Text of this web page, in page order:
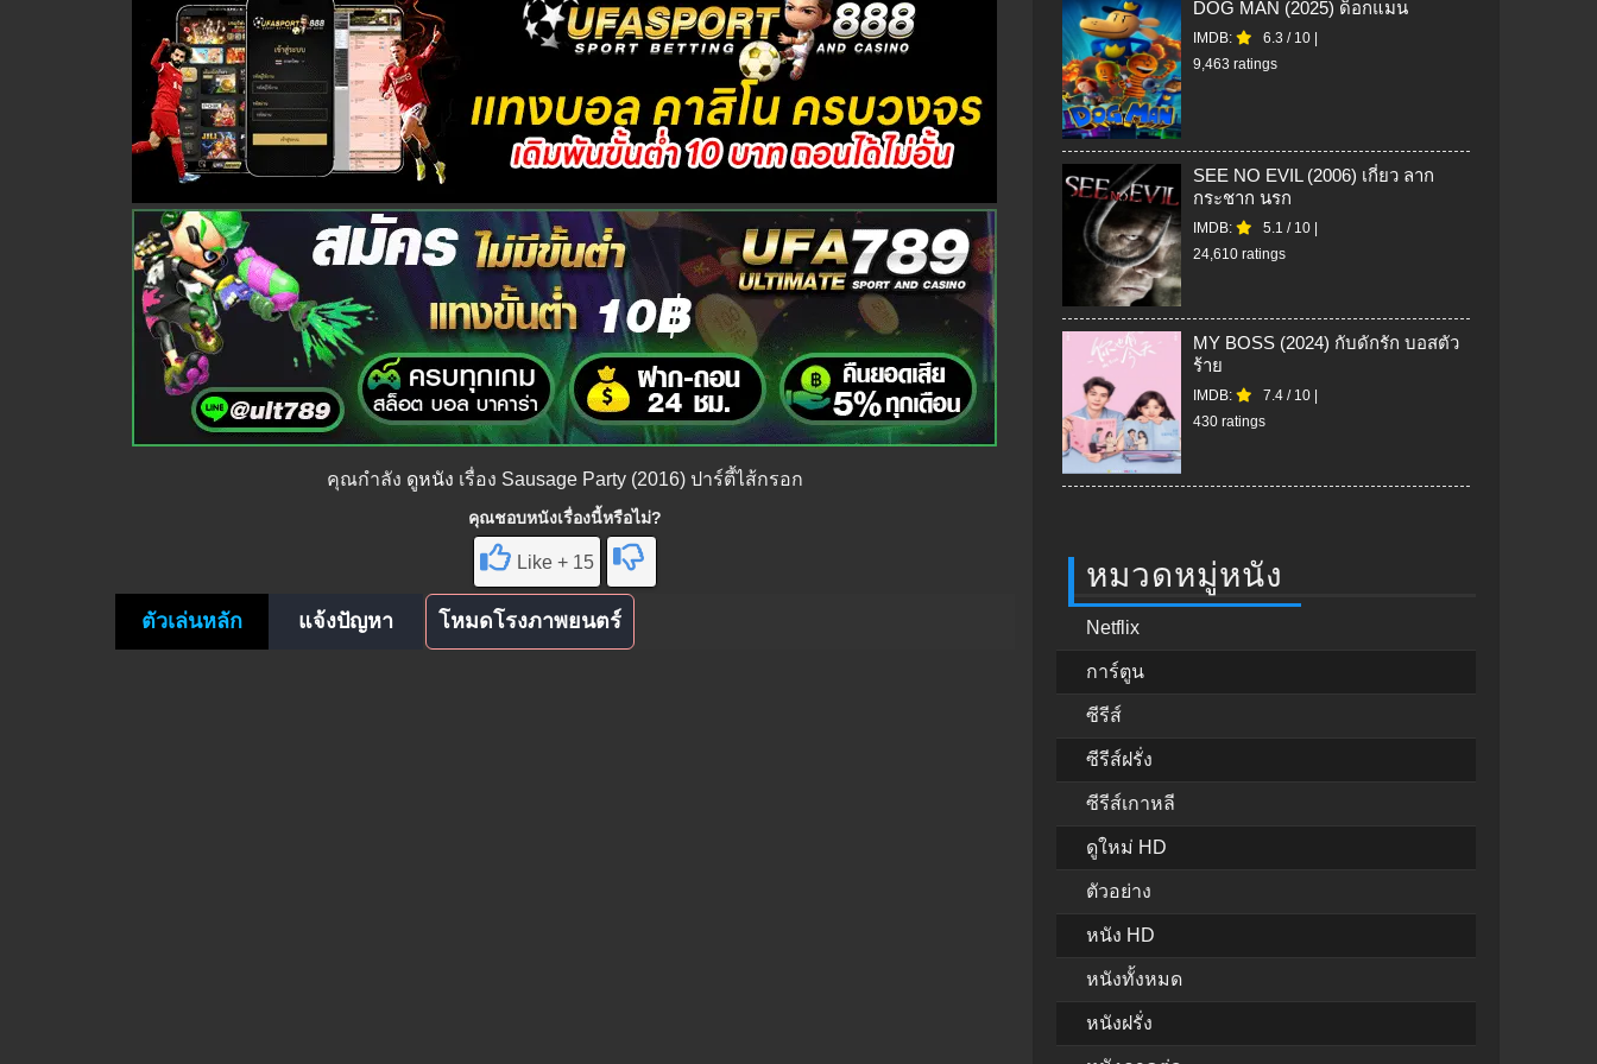
คุณกำลัง ดูหนัง เรื่อง Sausage Party (2016) ปาร์ตี้ไส้กรอก
คุณชอบหนังเรื่องนี้หรือไม่?
Like + 15
ตัวเล่นหลัก แจ้งปัญหา โหมดโรงภาพยนตร์
DOG MAN (2025) ด็อกแมน
IMDB: 6.3 / 10
9,463 ratings
SEE NO EVIL (2006) เกี่ยว ลาก
กระชาก นรก
IMDB: 5.1 / 10
24,610 ratings
MY BOSS (2024) กับดักรัก บอสตัว
ร้าย
IMDB: 7.4 / 10
430 ratings
หมวดหมู่หนัง
Netflix
การ์ตูน
ซีรีส์
ซีรีส์ฝรั่ง
ซีรีส์เกาหลี
ดูใหม่ HD
ตัวอย่าง
หนัง HD
หนังทั้งหมด
หนังฝรั่ง